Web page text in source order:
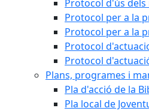
Protocol d'ús
Protocol per a la
Protocol per a la
Protocol
Protocol
Plans, programes i
Pla d'acció de la
Pla local de